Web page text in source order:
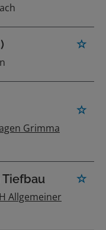
Grimma
Allgemeiner